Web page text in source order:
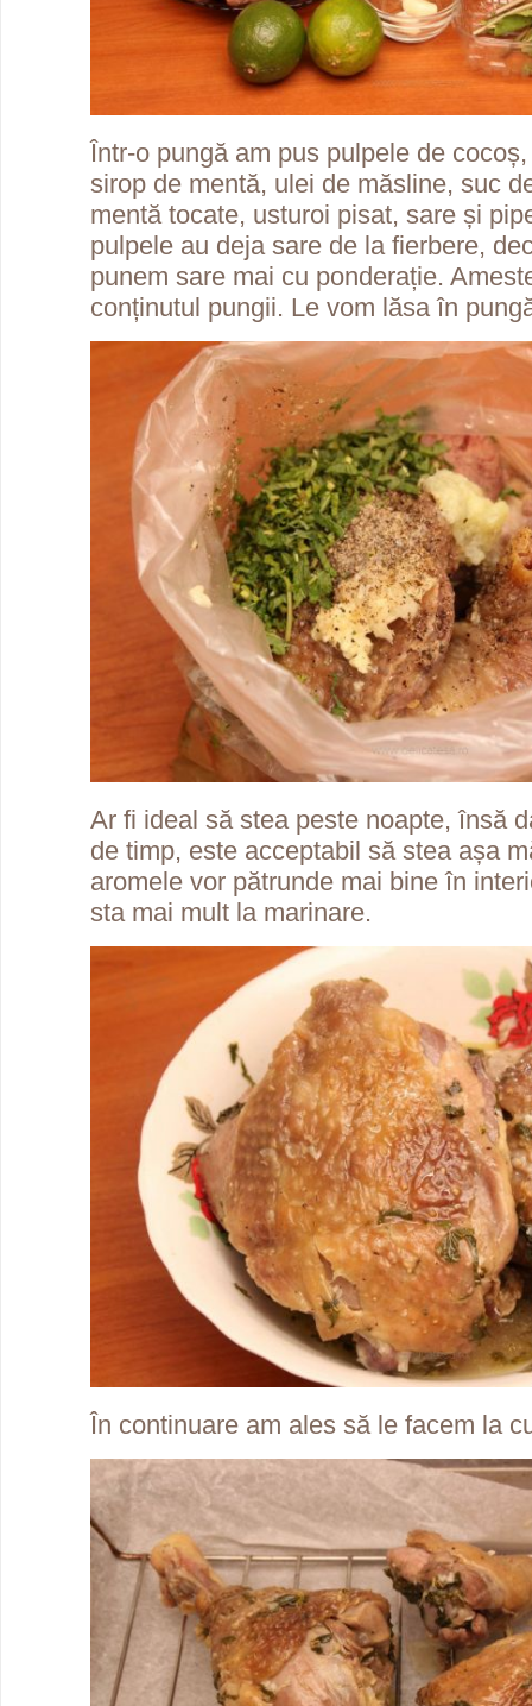
Într-o pungă am pus pulpele de
sirop de mentă, ulei de măsline, suc
mentă tocate, usturoi pisat, sare și
pulpele au deja sare de la fierbere,
punem sare mai cu ponderație.
conținutul pungii. Le vom lăsa în
Ar fi ideal să stea peste noapte, însă
de timp, este acceptabil să stea așa
aromele vor pătrunde mai bine în
sta mai mult la marinare.
În continuare am ales să le facem la